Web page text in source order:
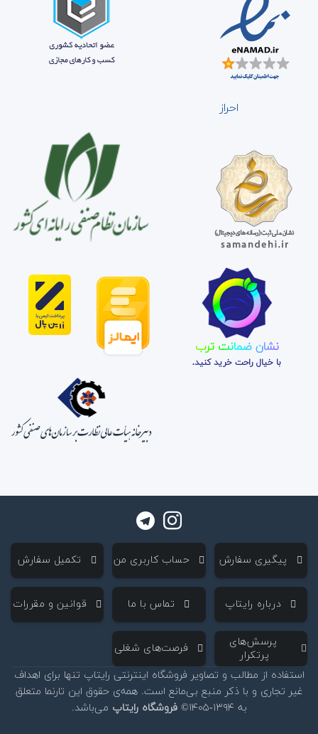
احراز
نشان ضمانت ترب
با خیال راحت خرید کنید.
‌ پیگیری سفارش ‌ حساب کاربری من ‌ تکمیل سفارش
‌ درباره رایتاپ ‌ تماس با ما ‌ قوانین و مقررات
‌ پرسش‌های
پرتکرار
‌ فرصت‌های شغلی
استفاده از مطالب و تصاویر فروشگاه اینترنتی رایتاپ تنها برای اهداف
غیر تجاری و با ذکر منبع بی‌مانع است. همه‌ی حقوق این تارنما متعلق
به ۱۳۹۴-۱۴۰۵©
فروشگاه رایتاپ می‌باشد.